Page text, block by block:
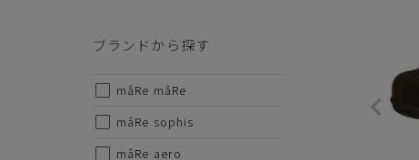
ブランドから探す
mâRe mâRe
mâRe sophis
mâRe aero